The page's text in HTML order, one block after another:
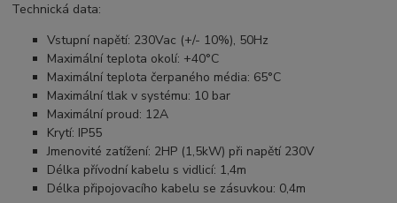
Technická data:
Vstupní napětí: 230Vac (+/- 10%), 50Hz
Maximální teplota okolí: +40°C
Maximální teplota čerpaného média: 65°C
Maximální tlak v systému: 10 bar
Maximální proud: 12A
Krytí: IP55
Jmenovité zatížení: 2HP (1,5kW) při napětí 230V
Délka přívodní kabelu s vidlicí: 1,4m
Délka připojovacího kabelu se zásuvkou: 0,4m